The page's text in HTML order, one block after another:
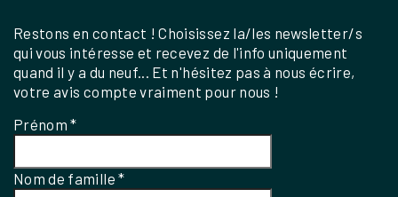
Restons en contact ! Choisissez la/les newsletter/s
qui vous intéresse et recevez de l'info uniquement
quand il y a du neuf... Et n'hésitez pas à nous écrire,
votre avis compte vraiment pour nous !
Prénom*
Nom de famille*